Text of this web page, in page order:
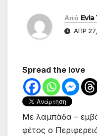
Από Evia
ΑΠΡ
Spread the love
Με λαμπάδα –
φέτος ο